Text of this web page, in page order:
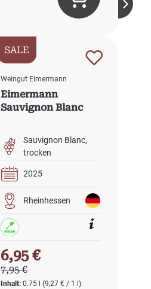
SALE
Weingut Eimermann
Eimermann
Sauvignon Blanc
Sauvignon Blanc
trocken
2025
Rheinhessen
Inhalt:0.75 l(9,27 € / 1 l)
Verkaufspreis:
6,95 €
Regulärer Preis:
7,95 €